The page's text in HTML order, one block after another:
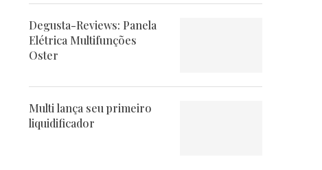
Degusta-Reviews: Panela
Elétrica Multifunções
Oster
Multi lança seu primeiro
liquidificador